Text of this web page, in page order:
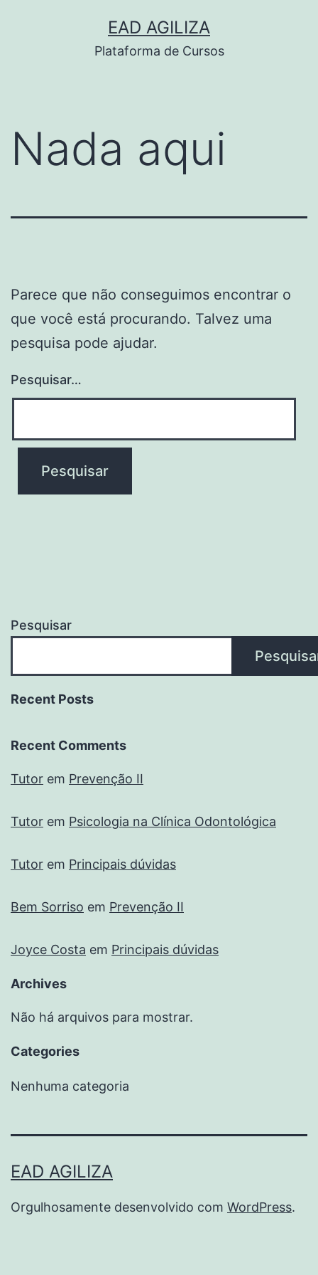
EAD AGILIZA
Plataforma de Cursos
Nada aqui
Parece que não conseguimos encontrar o
que você está procurando. Talvez uma
pesquisa pode ajudar.
Pesquisar…
Pesquisar
Recent Posts
Recent Comments
Tutor em Prevenção II
Tutor em Psicologia na Clínica Odontológica
Tutor em Principais dúvidas
Bem Sorriso em Prevenção II
Joyce Costa em Principais dúvidas
Archives
Não há arquivos para mostrar.
Categories
Nenhuma categoria
EAD AGILIZA
Orgulhosamente desenvolvido com WordPress.